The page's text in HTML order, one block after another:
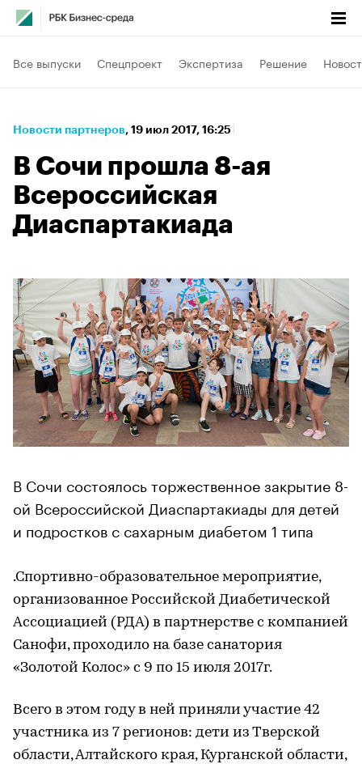
Все выпуски Спецпроект Экспертиза Решение
Новости партнеров⁠, 19 июл 2017, 16:25
В Сочи прошла 8-ая
Всероссийская
Диаспартакиада
В Сочи состоялось торжественное закрытие 8-
ой Всероссийской Диаспартакиады для детей
и подростков с сахарным диабетом 1 типа
.Спортивно-образовательное мероприятие,
организованное Российской Диабетической
Ассоциацией (РДА) в партнерстве с компанией
Санофи, проходило на базе санатория
«Золотой Колос» с 9 по 15 июля 2017г.
Всего в этом году в ней приняли участие 42
участника из 7 регионов: дети из Тверской
области, Алтайского края, Курганской области,